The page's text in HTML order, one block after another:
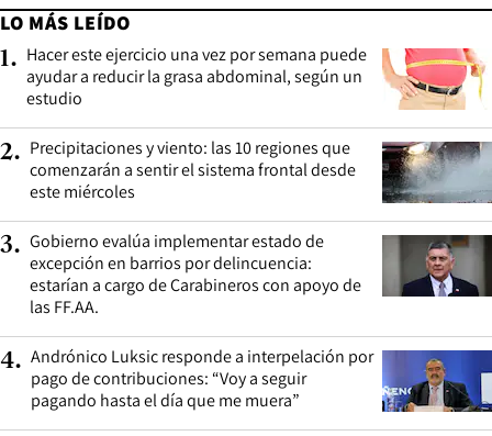
LO MÁS LEÍDO
1. Hacer este ejercicio una vez por semana puede
ayudar a reducir la grasa abdominal, según un
estudio
2. Precipitaciones y viento: las 10 regiones que
comenzarán a sentir el sistema frontal desde
este miércoles
3. Gobierno evalúa implementar estado de
excepción en barrios por delincuencia:
estarían a cargo de Carabineros con apoyo de
las FF.AA.
4. Andrónico Luksic responde a interpelación por
pago de contribuciones: “Voy a seguir
pagando hasta el día que me muera”